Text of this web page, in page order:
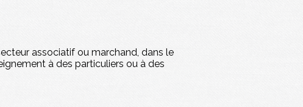
associatif ou marchand, dans le
à des particuliers ou à des